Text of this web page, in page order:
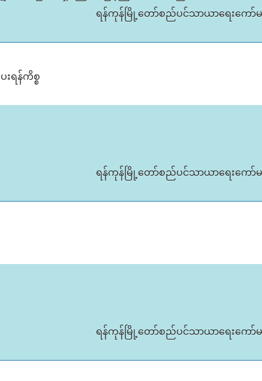
ရန်ကုန်မြို့တော်စည်ပင်သာယာရေးကော်
ရန်ကိစ္စ
ရန်ကုန်မြို့တော်စည်ပင်သာယာရေးကော်
ရန်ကုန်မြို့တော်စည်ပင်သာယာရေးကော်